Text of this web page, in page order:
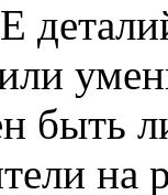
быть
на